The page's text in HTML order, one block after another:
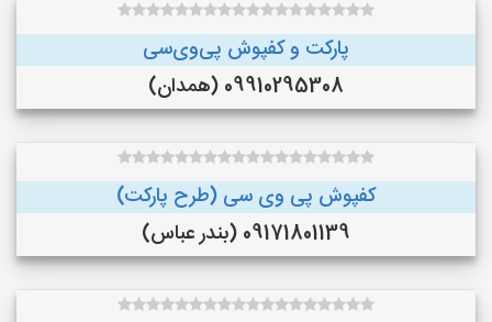
پارکت و کفپوش پی‌وی‌سی
09910295308 (همدان)
کفپوش پی وی سی (طرح پارکت)
09171801139 (بندر عباس)